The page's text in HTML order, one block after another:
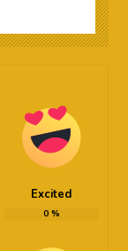
Excited
0%